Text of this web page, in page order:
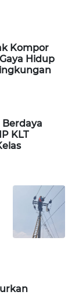
Kompor
Hidup
KLT